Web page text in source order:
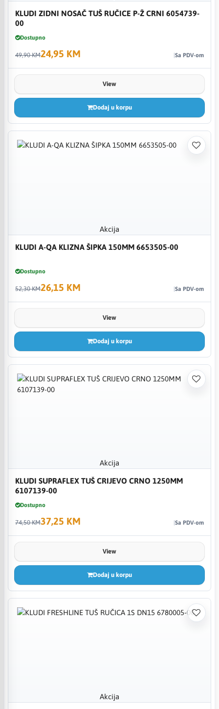
KLUDI ZIDNI NOSAČ TUŠ RUČICE P-Ž CRNI 6054739-
00
Dostupno
49,90 KM24,95 KM Sa PDV-om
View
Dodaj u korpu
Akcija
KLUDI A-QA KLIZNA ŠIPKA 150MM 6653505-00
Dostupno
52,30 KM26,15 KM Sa PDV-om
View
Dodaj u korpu
Akcija
KLUDI SUPRAFLEX TUŠ CRIJEVO CRNO 1250MM
6107139-00
Dostupno
74,50 KM37,25 KM Sa PDV-om
View
Dodaj u korpu
Akcija